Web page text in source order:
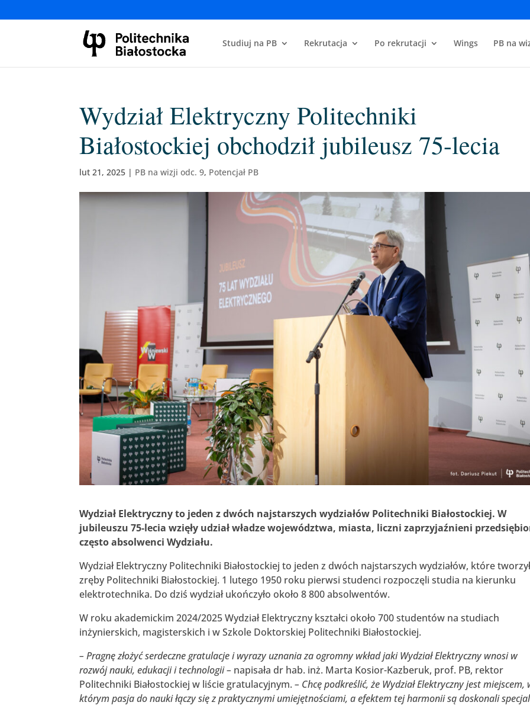
Studiuj na PB Rekrutacja Po rekrutacji Wings PB na
Wydział Elektryczny Politechniki
Białostockiej obchodził jubileusz 75-lecia
lut 21, 2025 | PB na wizji odc. 9, Potencjał PB
Wydział Elektryczny to jeden z dwóch najstarszych wydziałów Politechniki Białostockiej. W
jubileuszu 75-lecia wzięły udział władze województwa, miasta, liczni zaprzyjaźnieni
często absolwenci Wydziału.
Wydział Elektryczny Politechniki Białostockiej to jeden z dwóch najstarszych wydziałów, które
zręby Politechniki Białostockiej. 1 lutego 1950 roku pierwsi studenci rozpoczęli studia na kierunku
elektrotechnika. Do dziś wydział ukończyło około 8 800 absolwentów.
W roku akademickim 2024/2025 Wydział Elektryczny kształci około 700 studentów na studiach
inżynierskich, magisterskich i w Szkole Doktorskiej Politechniki Białostockiej.
– Pragnę złożyć serdeczne gratulacje i wyrazy uznania za ogromny wkład jaki Wydział Elektryczny wnosi w
rozwój nauki, edukacji i technologii – napisała dr hab. inż. Marta Kosior-Kazberuk, prof. PB, rektor
Politechniki Białostockiej w liście gratulacyjnym.– Chcę podkreślić, że Wydział Elektryczny jest miejscem,
którym pasja do nauki łączy się z praktycznymi umiejętnościami, a efektem tej harmonii są doskonali